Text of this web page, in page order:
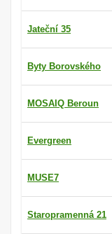
Jateční 35
Byty Borovského
MOSAIQ Beroun
Evergreen
MUSE7
Staropramenná 21